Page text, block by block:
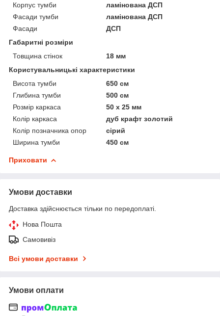
Корпус тумби
ламінована ДСП
Фасади тумби
ламінована ДСП
Фасади
ДСП
Габаритні розміри
Товщина стінок
18 мм
Користувальницькі характеристики
Висота тумби
650 см
Глибина тумби
500 см
Розмір каркаса
50 х 25 мм
Колір каркаса
дуб крафт золотий
Колір позначника опор
сірий
Ширина тумби
450 см
Приховати
Умови доставки
Доставка здійснюється тільки по передоплаті.
Нова Пошта
Самовивіз
Всі умови доставки
Умови оплати